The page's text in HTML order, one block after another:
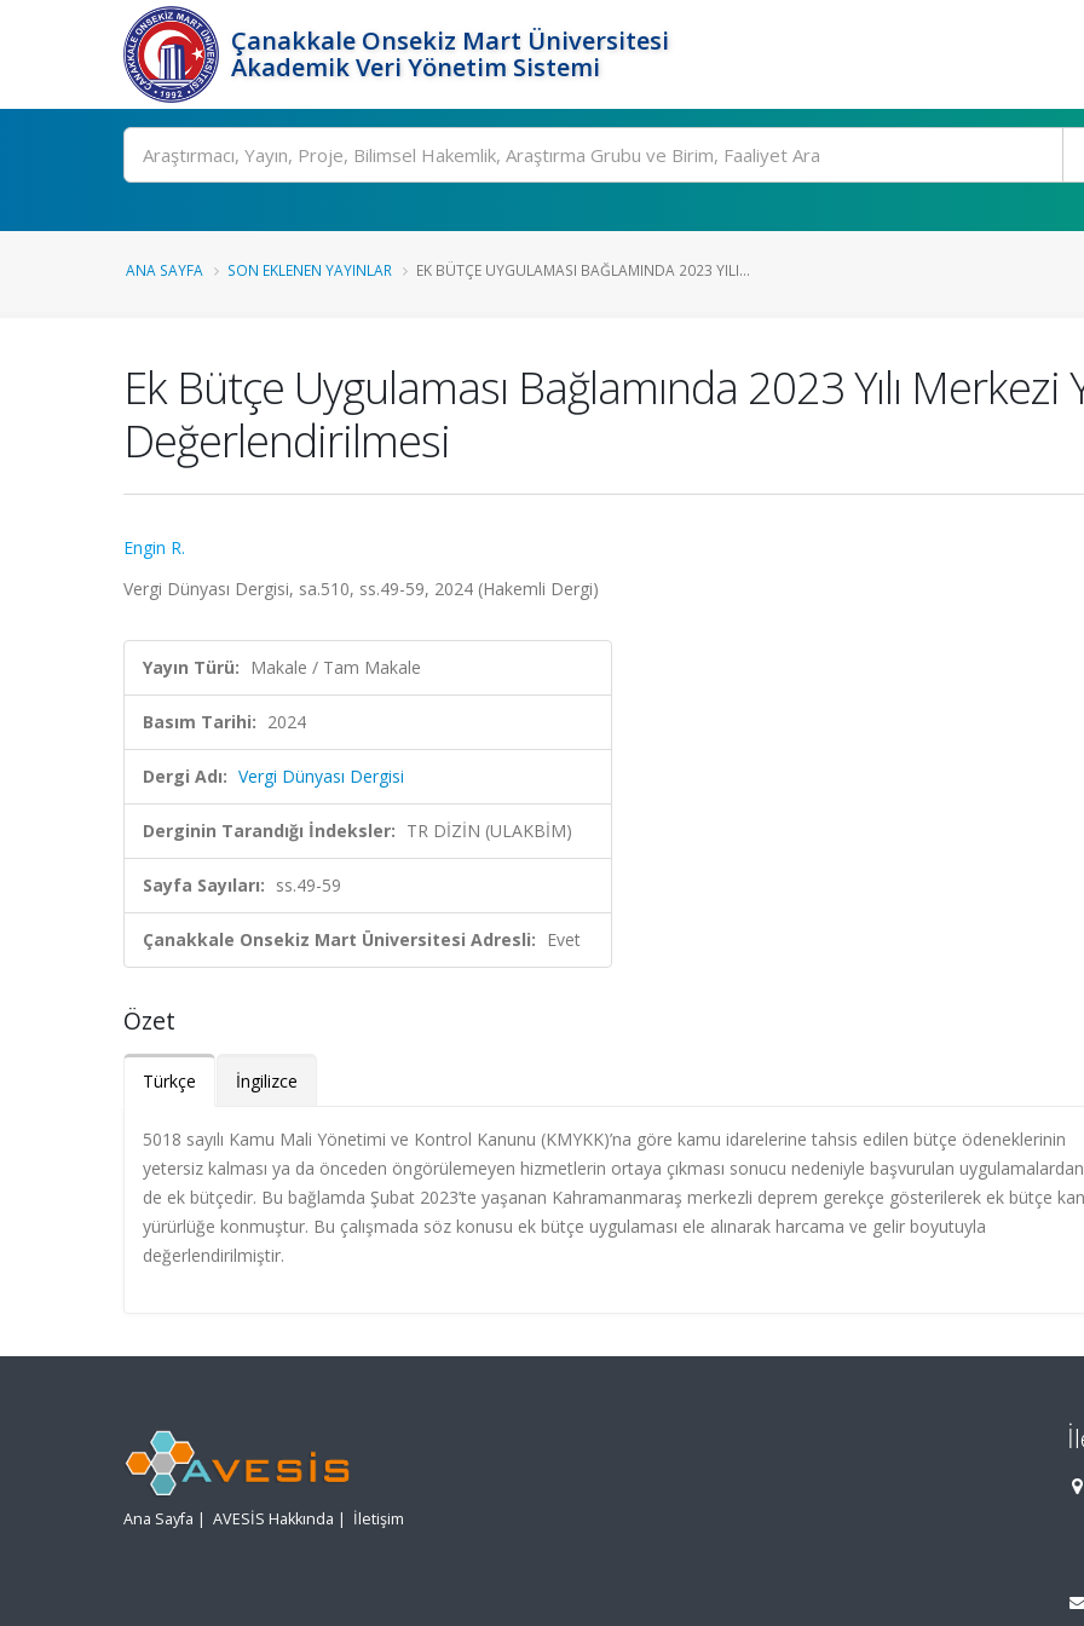
Çanakkale Onsekiz Mart Üniversitesi
Akademik Veri Yönetim Sistemi
Ara
ANA SAYFA SON EKLENEN YAYINLAR EK BÜTÇE UYGULAMASI BAĞLAMINDA 2023 YILI...
Ek Bütçe Uygulaması Bağlamında 2023 Yılı
Değerlendirilmesi
Engin R.
Vergi Dünyası Dergisi, sa.510, ss.49-59, 2024 (Hakemli Dergi)
Yayın Türü: Makale / Tam Makale
Basım Tarihi: 2024
Dergi Adı: Vergi Dünyası Dergisi
Derginin Tarandığı İndeksler: TR DİZİN (ULAKBİM)
Sayfa Sayıları: ss.49-59
Çanakkale Onsekiz Mart Üniversitesi Adresli: Evet
Özet
Türkçe İngilizce
5018 sayılı Kamu Mali Yönetimi ve Kontrol Kanunu (KMYKK)’na göre kamu idarelerine tahsis edilen bütçe ödeneklerinin
yetersiz kalması ya da önceden öngörülemeyen hizmetlerin ortaya çıkması sonucu nedeniyle başvurulan
de ek bütçedir. Bu bağlamda Şubat 2023’te yaşanan Kahramanmaraş merkezli deprem gerekçe gösterilerek ek bütçe
yürürlüğe konmuştur. Bu çalışmada söz konusu ek bütçe uygulaması ele alınarak harcama ve gelir boyutuyla
değerlendirilmiştir.
Ana Sayfa | AVESİS Hakkında | İletişim